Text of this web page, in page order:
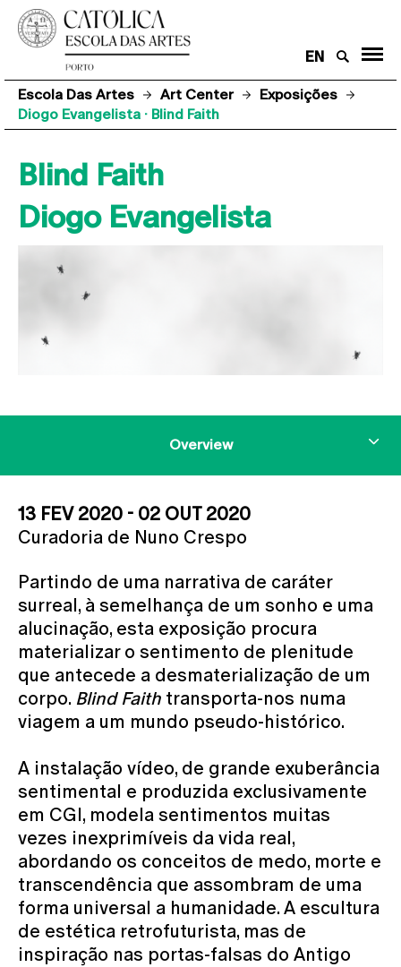
EN
Escola Das Artes Art Center
Exposições
Diogo Evangelista · Blind Faith
Blind Faith
Diogo Evangelista
Overview
13 FEV 2020 - 02 OUT 2020
Curadoria de Nuno Crespo
Partindo de uma narrativa de caráter
surreal, à semelhança de um sonho e uma
alucinação, esta exposição procura
materializar o sentimento de plenitude
que antecede a desmaterialização de um
corpo. Blind Faith transporta-nos numa
viagem a um mundo pseudo-histórico.
A instalação vídeo, de grande exuberância
sentimental e produzida exclusivamente
em CGI, modela sentimentos muitas
vezes inexprimíveis da vida real,
abordando os conceitos de medo, morte e
transcendência que assombram de uma
forma universal a humanidade. A escultura
de estética retrofuturista, mas de
inspiração nas portas-falsas do Antigo